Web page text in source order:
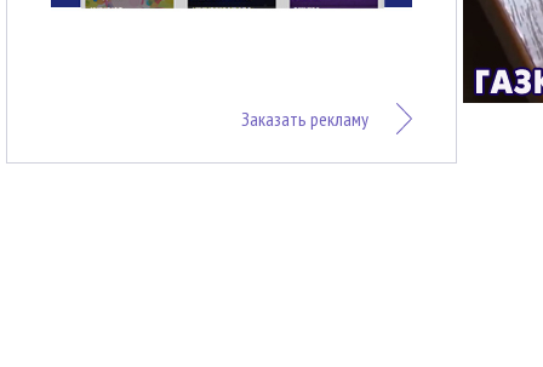
Заказать рекламу